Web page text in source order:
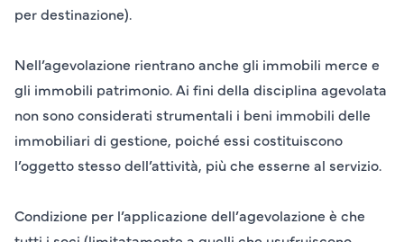
per destinazione).
Nell’agevolazione rientrano anche gli immobili merce e
gli immobili patrimonio. Ai fini della disciplina agevolata
non sono considerati strumentali i beni immobili delle
immobiliari di gestione, poiché essi costituiscono
l’oggetto stesso dell’attività, più che esserne al servizio.
Condizione per l’applicazione dell’agevolazione è che